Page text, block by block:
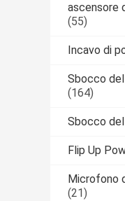
ascensore
(55)
Incavo di
Sbocco
(164)
Sbocco
Flip Up
Microfono
(21)